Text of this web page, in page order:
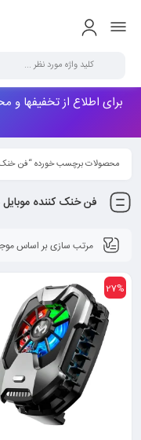
برای اطلاع از تخفیفها و
محصولات برچسب خورده “فن خنک
فن خنک کننده
27%